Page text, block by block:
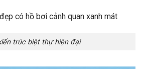
trúc biệt thự hiện đại